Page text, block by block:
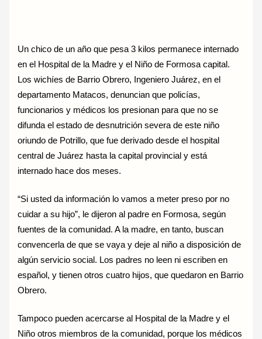
Un chico de un año que pesa 3 kilos permanece internado
en el Hospital de la Madre y el Niño de Formosa capital.
Los wichíes de Barrio Obrero, Ingeniero Juárez, en el
departamento Matacos, denuncian que policías,
funcionarios y médicos los presionan para que no se
difunda el estado de desnutrición severa de este niño
oriundo de Potrillo, que fue derivado desde el hospital
central de Juárez hasta la capital provincial y está
internado hace dos meses.
“Si usted da información lo vamos a meter preso por no
cuidar a su hijo”, le dijeron al padre en Formosa, según
fuentes de la comunidad. A la madre, en tanto, buscan
convencerla de que se vaya y deje al niño a disposición de
algún servicio social. Los padres no leen ni escriben en
español, y tienen otros cuatro hijos, que quedaron en Barrio
Obrero.
Tampoco pueden acercarse al Hospital de la Madre y el
Niño otros miembros de la comunidad, porque los médicos